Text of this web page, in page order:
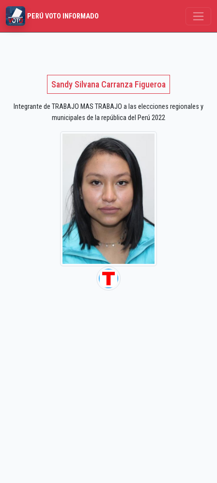
PERÚ VOTO INFORMADO
Sandy Silvana Carranza Figueroa
Integrante de TRABAJO MAS TRABAJO a las elecciones regionales y
municipales de la república del Perú 2022